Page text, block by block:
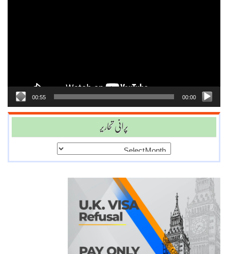
00:00
00:55
پرانی تحاریر